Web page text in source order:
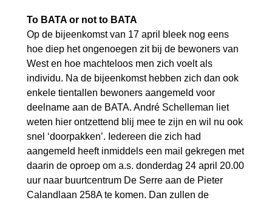
To BATA or not to BATA
Op de bijeenkomst van 17 april bleek nog eens
hoe diep het ongenoegen zit bij de bewoners van
West en hoe machteloos men zich voelt als
individu. Na de bijeenkomst hebben zich dan ook
enkele tientallen bewoners aangemeld voor
deelname aan de BATA. André Schelleman liet
weten hier ontzettend blij mee te zijn en wil nu ook
snel ‘doorpakken’. Iedereen die zich had
aangemeld heeft inmiddels een mail gekregen met
daarin de oproep om a.s. donderdag 24 april 20.00
uur naar buurtcentrum De Serre aan de Pieter
Calandlaan 258A te komen. Dan zullen de